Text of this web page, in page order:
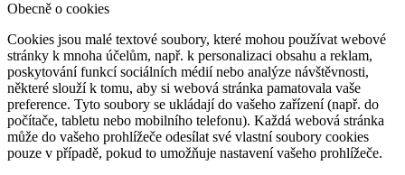
Obecně o cookies
Cookies jsou malé textové soubory, které mohou používat webové
stránky k mnoha účelům, např. k personalizaci obsahu a reklam,
poskytování funkcí sociálních médií nebo analýze návštěvnosti,
některé slouží k tomu, aby si webová stránka pamatovala vaše
preference. Tyto soubory se ukládají do vašeho zařízení (např. do
počítače, tabletu nebo mobilního telefonu). Každá webová stránka
může do vašeho prohlížeče odesílat své vlastní soubory cookies
pouze v případě, pokud to umožňuje nastavení vašeho prohlížeče.